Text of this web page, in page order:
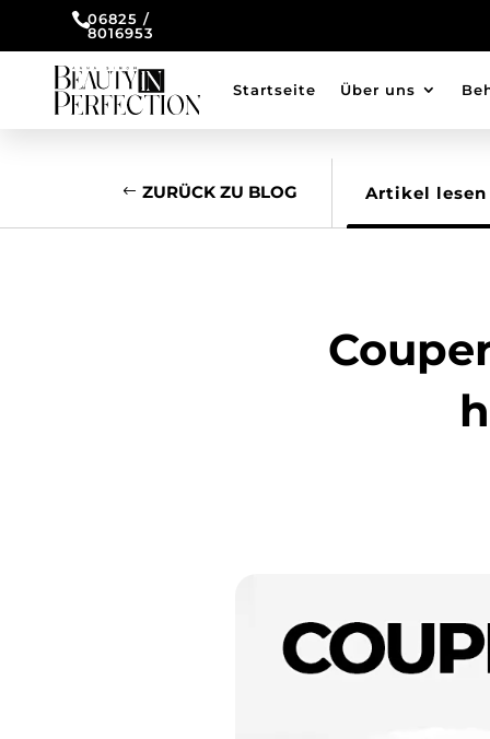
06825 /
8016953
Startseite Über uns
ZURÜCK ZU BLOG Artikel lesen